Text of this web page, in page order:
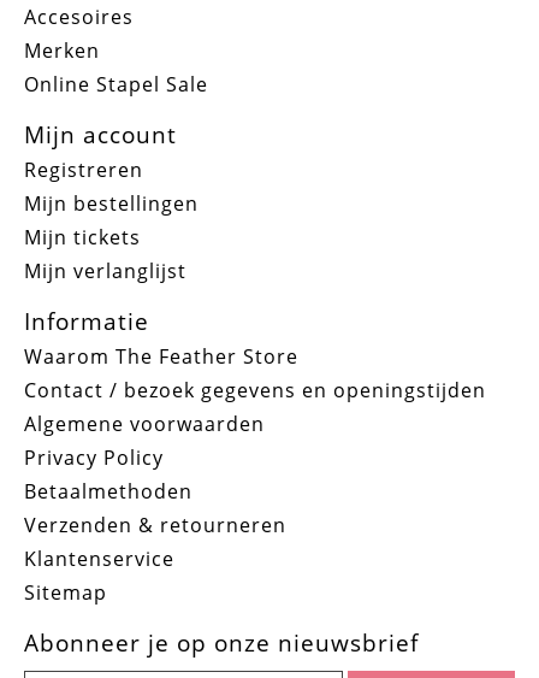
Accesoires
Merken
Online Stapel Sale
Mijn account
Registreren
Mijn bestellingen
Mijn tickets
Mijn verlanglijst
Informatie
Waarom The Feather Store
Contact / bezoek gegevens en openingstijden
Algemene voorwaarden
Privacy Policy
Betaalmethoden
Verzenden & retourneren
Klantenservice
Sitemap
Abonneer je op onze nieuwsbrief